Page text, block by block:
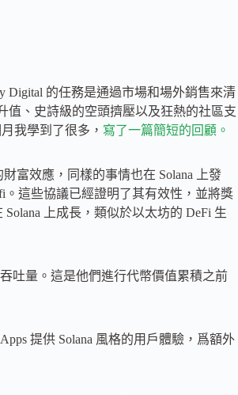
Digital 的任務是通過市場和場外銷售來清
值、史詩級的空頭擠壓以及狂熱的社區支
我學到了很多， 寫了一篇簡短的回顧。
富效應，同樣的事情也在 Solana 上發
。這些協議已經證明了其有效性，並將獎
上成長，類似於以太坊的 DeFi 生
吐量。這是他們進行代幣價值累積之前
提供 Solana 風格的用戶體驗，爲額外